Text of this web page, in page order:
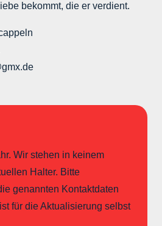
bekommt, die er verdient.
Wir stehen in keinem
Halter. Bitte
genannten Kontaktdaten
für die Aktualisierung selbst